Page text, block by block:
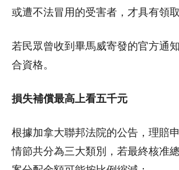
或遭不法冒用的受害者，才具有領
若民眾曾收到畢馬威寄發的官方通
合資格。
損失補償最高上看五千元
根據加拿大聯邦法院的公告，理賠
情節共分為三大類別，若最終核准